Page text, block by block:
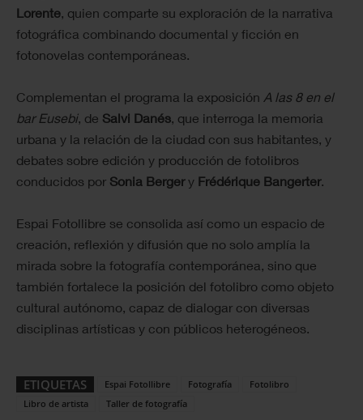
Lorente , quien comparte su exploración de la narrativa
fotográfica combinando documental y ficción en
fotonovelas contemporáneas.
Complementan el programa la exposición A las 8 en el
bar Eusebi, de Salvi Danés , que interroga la memoria
urbana y la relación de la ciudad con sus habitantes, y
debates sobre edición y producción de fotolibros
conducidos por Sonia Bergery Frédérique Bangerter.
Espai Fotollibre se consolida así como un espacio de
creación, reflexión y difusión que no solo amplía la
mirada sobre la fotografía contemporánea, sino que
también fortalece la posición del fotolibro como objeto
cultural autónomo, capaz de dialogar con diversas
disciplinas artísticas y con públicos heterogéneos.
ETIQUETAS Espai Fotollibre Fotografía
Fotolibro
Libro de artista
Taller de fotografía